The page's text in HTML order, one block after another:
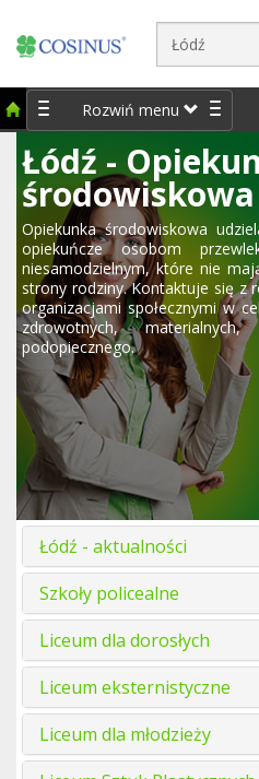
Rozwiń menu
Łódź -
środowiskowa
Opiekunka środowiskowa
opiekuńcze osobom
niesamodzielnym, które nie
strony rodziny. Kontaktuje się z
organizacjami społecznymi w
zdrowotnych,
podopiecznego.
Łódź - aktualności
Szkoły policealne
Liceum dla dorosłych
Liceum eksternistyczne
Liceum dla młodzieży